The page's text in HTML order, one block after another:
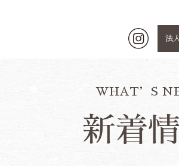
法
WHAT’S
新着